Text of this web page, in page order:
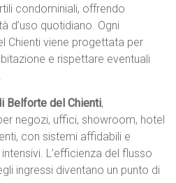
condominiali, offrendo
d’uso quotidiano. Ogni
Chienti viene progettata per
e rispettare eventuali
Belforte del Chienti,
negozi, uffici, showroom, hotel
con sistemi affidabili e
L’efficienza del flusso
ingressi diventano un punto di